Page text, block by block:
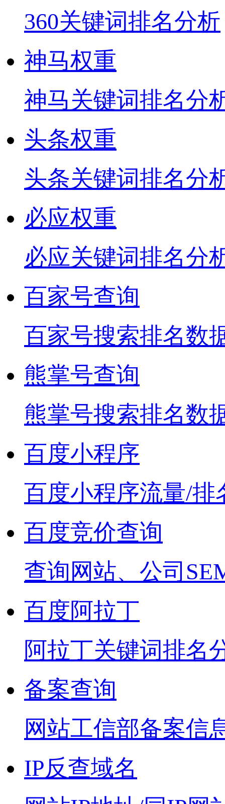
360关键词排名分析
神马权重
神马关键词排名分
头条权重
头条关键词排名分
必应权重
必应关键词排名分
百家号查询
百家号搜索排名数
熊掌号查询
熊掌号搜索排名数
百度小程序
百度小程序流量/排
百度竞价查询
查询网站、公司
百度阿拉丁
阿拉丁关键词排名
备案查询
网站工信部备案信
IP反查域名